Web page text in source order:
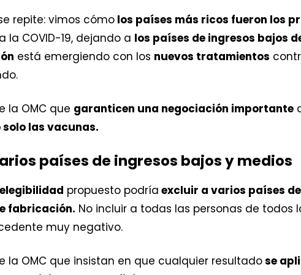
repite: vimos cómo los países más ricos fueron los
la COVID-19, dejando a los países de ingresos bajos
está emergiendo con los nuevos tratamientos
la OMC que garanticen una negociación importante
las vacunas.
países de ingresos bajos y medios
propuesto podría excluir a varios países
fabricación. No incluir a todas las personas de todos
muy negativo.
la OMC que insistan en que cualquier resultadose